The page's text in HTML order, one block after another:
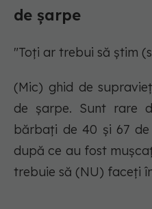
de șarpe
"Toți ar trebui să știm
(Mic) ghid de
de șarpe. Sunt rare
bărbați de 40 și 67
după ce au fost
trebuie să (NU) faceți